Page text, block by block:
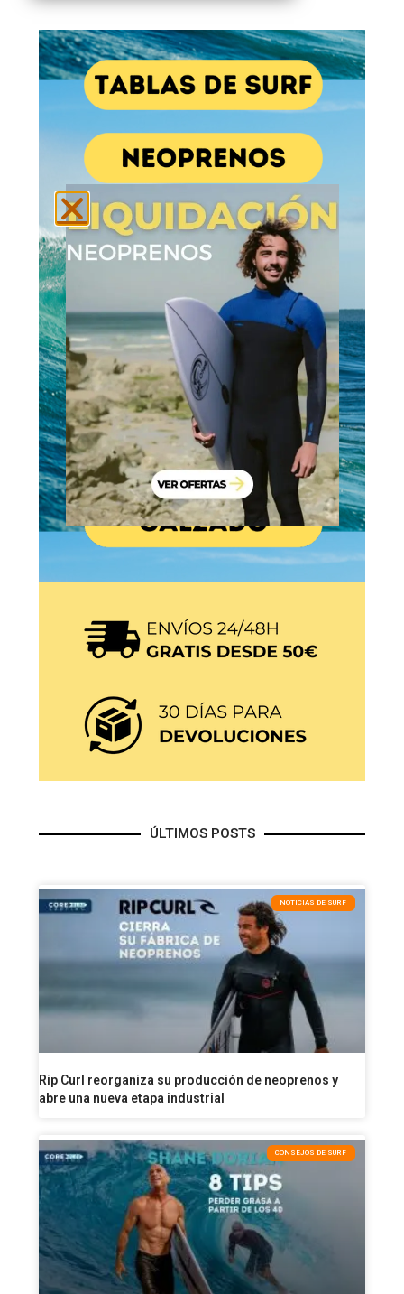
ÚLTIMOS POSTS
NOTICIAS DE SURF
Rip Curl reorganiza su producción de neoprenos y
abre una nueva etapa industrial
CONSEJOS DE SURF